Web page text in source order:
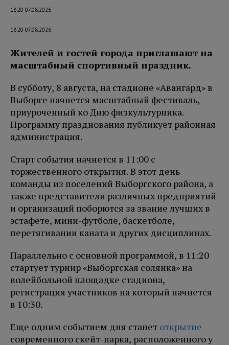
18:20 07.08.2026
18:20 07.08.2026
Жителей и гостей города приглашают на
масштабный спортивный праздник.
В субботу, 8 августа, на стадионе «Авангард» в
Выборге начнется масштабный фестиваль,
приуроченный ко Дню физкультурника.
Программу празднования публикует районная
администрация.
Старт события начнется в 11:00 с
торжественного открытия. В этот день
команды из поселений Выборгского района, а
также представители различных предприятий
и организаций поборются за звание лучших в
эстафете, мини-футболе, баскетболе,
перетягивании каната и других дисциплинах.
Параллельно с основной программой, в 11:20
стартует турнир «Выборгская солянка» на
волейбольной площадке стадиона,
регистрация участников на который начнется
в 10:30.
Еще одним событием дня станет открытие
современного скейт-парка, расположенного у